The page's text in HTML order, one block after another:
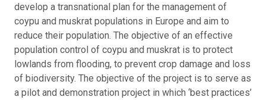
develop a transnational plan for the management of
coypu and muskrat populations in Europe and aim to
reduce their population. The objective of an effective
population control of coypu and muskrat is to protect
lowlands from flooding, to prevent crop damage and loss
of biodiversity. The objective of the project is to serve as
a pilot and demonstration project in which ‘best practices’